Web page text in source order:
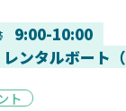
9:00-10:00
レンタルボート（
ト